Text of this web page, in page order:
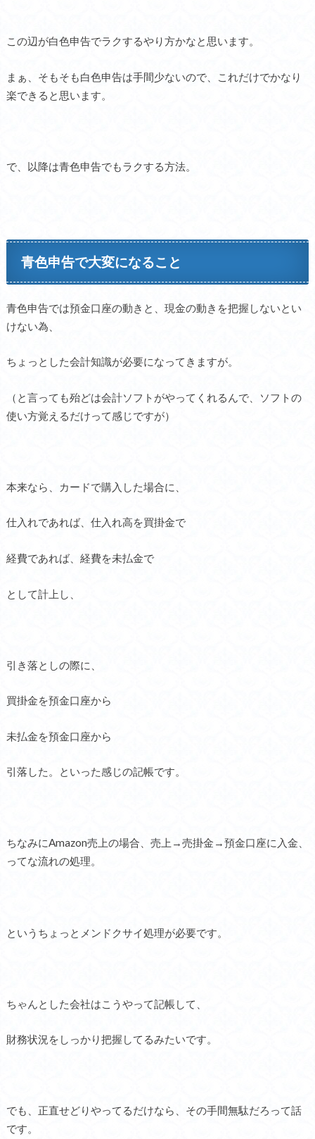
この辺が白色申告でラクするやり方かなと思います。
まぁ、そもそも白色申告は手間少ないので、これだけでかなり
楽できると思います。
で、以降は青色申告でもラクする方法。
青色申告で大変になること
青色申告では預金口座の動きと、現金の動きを把握しないとい
けない為、
ちょっとした会計知識が必要になってきますが。
（と言っても殆どは会計ソフトがやってくれるんで、ソフトの
使い方覚えるだけって感じですが）
本来なら、カードで購入した場合に、
仕入れであれば、仕入れ高を買掛金で
経費であれば、経費を未払金で
として計上し、
引き落としの際に、
買掛金を預金口座から
未払金を預金口座から
引落した。といった感じの記帳です。
ちなみにAmazon売上の場合、売上→売掛金→預金口座に入金、
ってな流れの処理。
というちょっとメンドクサイ処理が必要です。
ちゃんとした会社はこうやって記帳して、
財務状況をしっかり把握してるみたいです。
でも、正直せどりやってるだけなら、その手間無駄だろって話
です。